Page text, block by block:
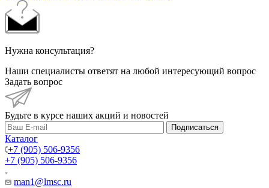
Нужна консультация?
Наши специалисты ответят на любой интересующий вопрос
Задать вопрос
Будьте в курсе наших акций и новостей
Подписаться
Каталог
+7 (905) 506-9356
+7 (905) 506-9356
man1@lmsc.ru